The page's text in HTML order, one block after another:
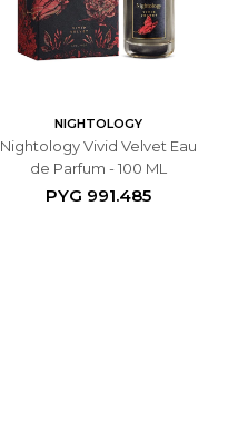
NIGHTOLOGY
Nightology Vivid Velvet Eau
de Parfum - 100 ML
PYG 991.485